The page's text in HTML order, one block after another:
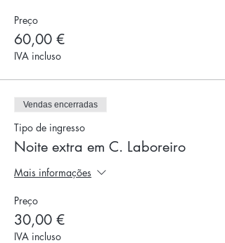
Preço
60,00 €
IVA incluso
Vendas encerradas
Tipo de ingresso
Noite extra em C. Laboreiro
Mais informações
Preço
30,00 €
IVA incluso